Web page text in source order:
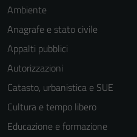
Ambiente
Anagrafe e stato civile
Appalti pubblici
Autorizzazioni
Catasto, urbanistica e SUE
Cultura e tempo libero
Educazione e formazione